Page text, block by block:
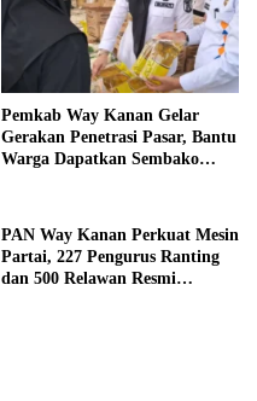
Pemkab Way Kanan Gelar
Gerakan Penetrasi Pasar, Bantu
Warga Dapatkan Sembako
PAN Way Kanan Perkuat Mesin
Partai, 227 Pengurus Ranting
dan 500 Relawan Resmi